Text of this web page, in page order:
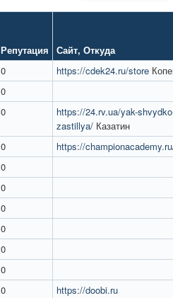
Репутация Сайт, Откуда
0 https://cdek24.ru/store
0
0
https://24.rv.ua/yak-
zastillya/ Казатин
0
https://
0
0
0
0
0
0
0
https://doobi.ru